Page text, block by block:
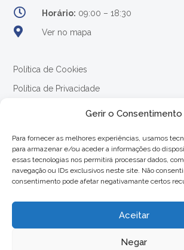
Gerir o Consentimento
Para fornecer as melhores experiências, usamos
para armazenar e/ou aceder a informações do
essas tecnologias nos permitirá processar dados,
navegação ou IDs exclusivos neste site. Não
consentimento pode afetar negativamante certos
Aceitar
Negar
 Horário: 09:00 – 18:30
 Ver no mapa
Política de Cookies
Política de Privacidade
Pagamentos: